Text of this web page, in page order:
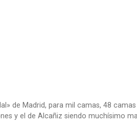
de Madrid, para mil camas, 48 camas
y el de Alcañiz siendo muchísimo